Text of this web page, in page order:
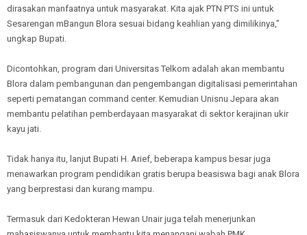
dirasakan manfaatnya untuk masyarakat. Kita ajak PTN PTS ini untuk
Sesarengan mBangun Blora sesuai bidang keahlian yang dimilikinya,”
ungkap Bupati.
Dicontohkan, program dari Universitas Telkom adalah akan membantu
Blora dalam pembangunan dan pengembangan digitalisasi pemerintahan
seperti pematangan command center. Kemudian Unisnu Jepara akan
membantu pelatihan pemberdayaan masyarakat di sektor kerajinan ukir
kayu jati.
Tidak hanya itu, lanjut Bupati H. Arief, beberapa kampus besar juga
menawarkan program pendidikan gratis berupa beasiswa bagi anak Blora
yang berprestasi dan kurang mampu.
Termasuk dari Kedokteran Hewan Unair juga telah menerjunkan